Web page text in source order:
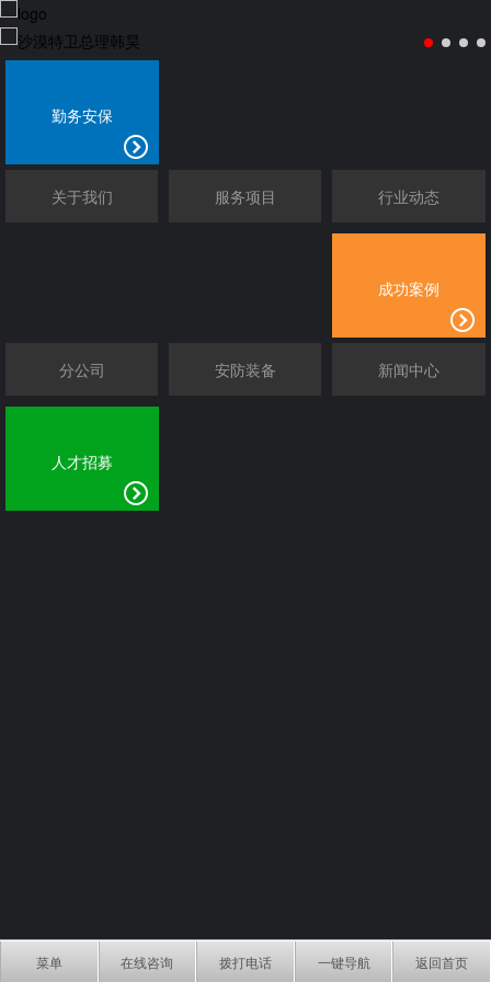
勤务安保
关于我们 服务项目 行业动态
成功案例
分公司 安防装备 新闻中心
人才招募
菜单 在线咨询 拨打电话 一键导航 返回首页